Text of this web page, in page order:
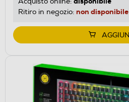
Ritiro in negozio: non disponibile